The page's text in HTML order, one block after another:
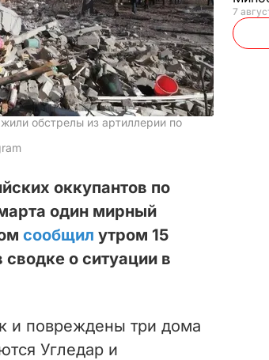
обстрелы из артиллерии по
оккупантов по
один мирный
сообщил утром 15
о ситуации в
и повреждены три дома
Угледар и
7